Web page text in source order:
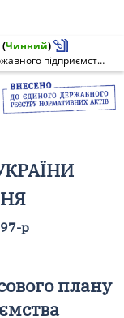
(Чинний)
Про затвердження фінансового плану державного підприємства "Іллічівський морський торговельний порт" на 2016 рік